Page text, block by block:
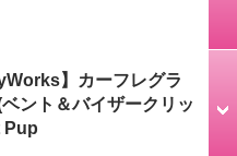
】カーフレグラ
ント＆バイザークリッ
Pup